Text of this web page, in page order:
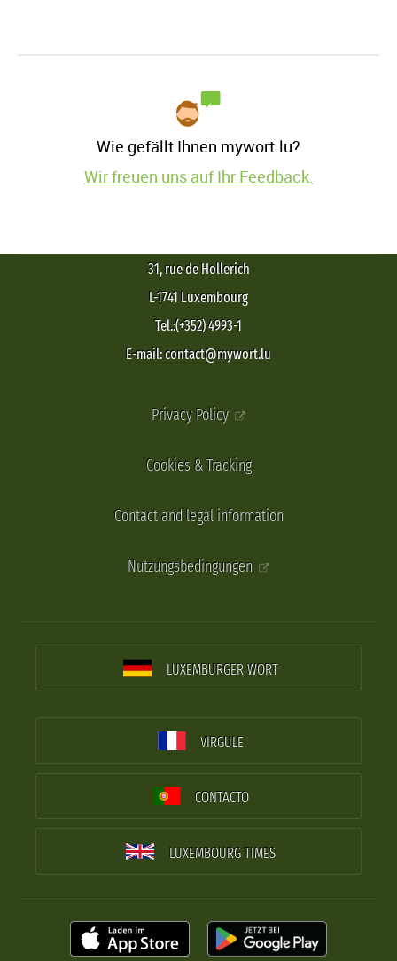
Wie gefällt Ihnen mywort.lu?
Wir freuen uns auf Ihr Feedback.
31, rue de Hollerich
L-1741 Luxembourg
Tel.:(+352) 4993-1
E-mail: contact@mywort.lu
Privacy Policy
Cookies & Tracking
Contact and legal information
Nutzungsbedingungen
LUXEMBURGER WORT
VIRGULE
CONTACTO
LUXEMBOURG TIMES